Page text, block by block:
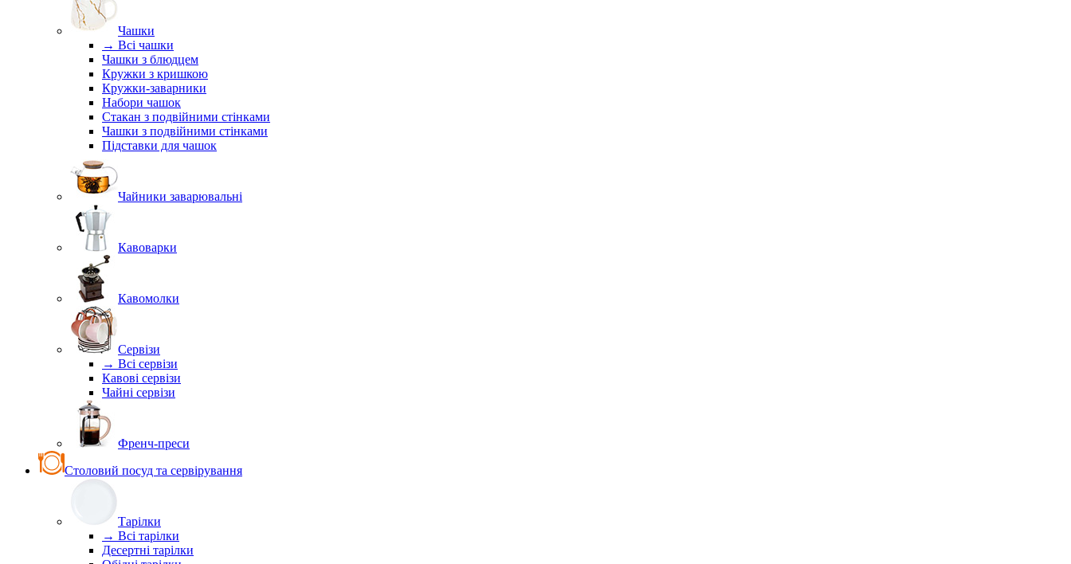
Чашки
→ Всі чашки
Чашки з блюдцем
Кружки з кришкою
Кружки-заварники
Набори чашок
Стакан з подвійними стінками
Чашки з подвійними стінками
Підставки для чашок
Чайники заварювальні
Кавоварки
Кавомолки
Сервізи
→ Всі сервізи
Кавові сервізи
Чайні сервізи
Френч-преси
Столовий посуд та сервірування
Тарілки
→ Всі тарілки
Десертні тарілки